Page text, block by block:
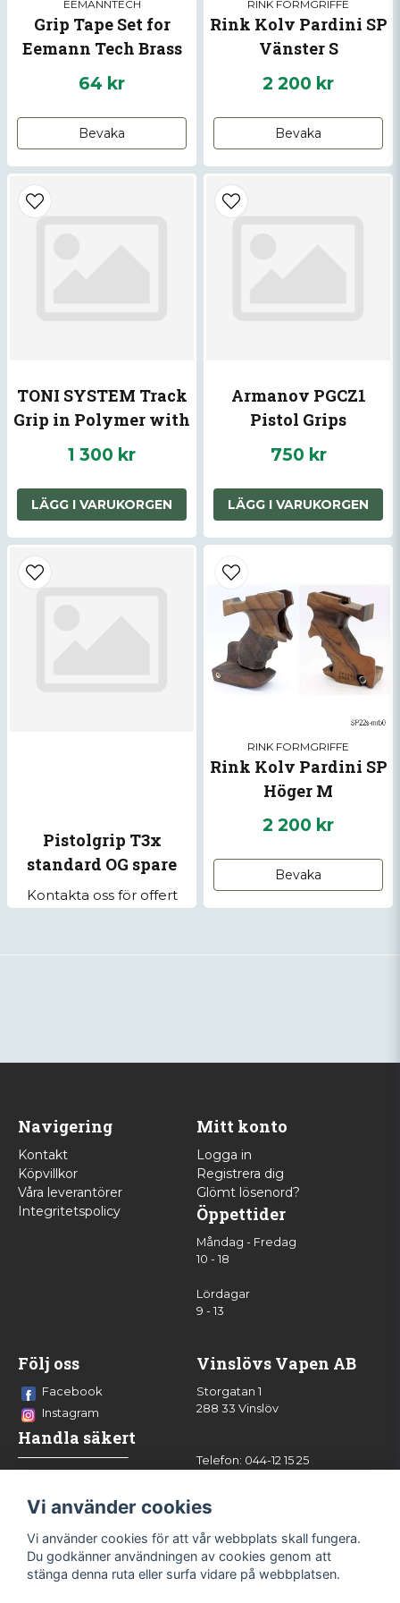
EEMANNTECH
Grip Tape Set for
Eemann Tech Brass
Grips
64 kr
Bevaka
RINK FORMGRIFFE
Rink Kolv Pardini SP
Vänster S
2 200 kr
Bevaka
TONI SYSTEM Track
Grip in Polymer with
Magwell for CZ
Shadow
1 300 kr
LÄGG I VARUKORGEN
Armanov PGCZ1
Pistol Grips
MaXXXGrip for CZ
Shadow 2, SP-01
(Color: Black - Size:
Medium (+2mm))
750 kr
LÄGG I VARUKORGEN
Pistolgrip T3x
standard OG spare
part set tikka
Kontakta oss för offert
RINK FORMGRIFFE
Rink Kolv Pardini SP
Höger M
2 200 kr
Bevaka
Navigering
Kontakt
Köpvillkor
Våra leverantörer
Integritetspolicy
Mitt konto
Logga in
Registrera dig
Glömt lösenord?
Öppettider
Måndag - Fredag
10 - 18
Lördagar
9 - 13
Följ oss
Facebook
Instagram
Handla säkert
Vinslövs Vapen AB
Storgatan 1
288 33 Vinslöv
Telefon: 044-12 15 25
Vi använder cookies
Vi använder cookies för att vår webbplats skall fungera.
Du godkänner användningen av cookies genom att
stänga denna ruta eller surfa vidare på webbplatsen.